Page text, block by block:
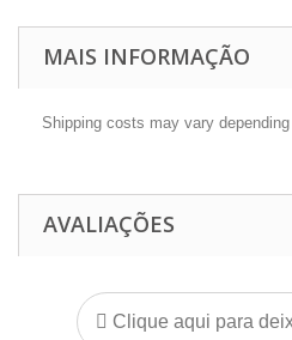
MAIS INFORMAÇÃO
Shipping costs may vary
AVALIAÇÕES
Clique aqui para